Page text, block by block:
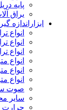
پایه
یراق
ابزاراندازه
انواع
انواع
انواع
انواع
انواع
انواع
صوت
سایر
حرارت